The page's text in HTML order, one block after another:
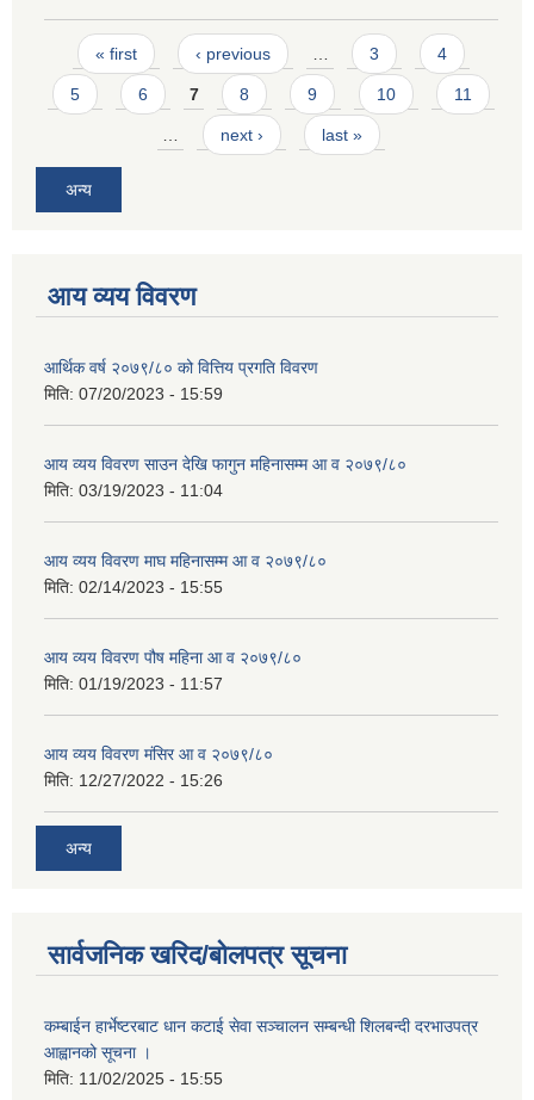
Pages
« first ‹ previous 3 4
5 6 7 8 9 10 11
next › last »
अन्य
आय व्यय विवरण
आर्थिक वर्ष २०७९/८० को वित्तिय प्रगति विवरण
मिति: 07/20/2023 - 15:59
आय व्यय विवरण साउन देखि फागुन महिनासम्म आ व २०७९/८०
मिति: 03/19/2023 - 11:04
आय व्यय विवरण माघ महिनासम्म आ व २०७९/८०
मिति: 02/14/2023 - 15:55
आय व्यय विवरण पौष महिना आ व २०७९/८०
मिति: 01/19/2023 - 11:57
आय व्यय विवरण मंसिर आ व २०७९/८०
मिति: 12/27/2022 - 15:26
अन्य
सार्वजनिक खरिद/बोलपत्र सूचना
कम्बाईन हार्भेष्टरबाट धान कटाई सेवा सञ्चालन सम्बन्धी शिलबन्दी दरभाउपत्र
आह्वानको सूचना ।
मिति: 11/02/2025 - 15:55